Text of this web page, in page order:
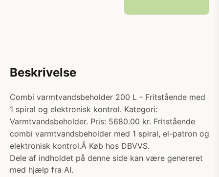
Beskrivelse
Combi varmtvandsbeholder 200 L - Fritstående med
1 spiral og elektronisk kontrol. Kategori:
Varmtvandsbeholder. Pris: 5680.00 kr. Fritstående
combi varmtvandsbeholder med 1 spiral, el-patron og
elektronisk kontrol.Â Køb hos DBVVS.
Dele af indholdet på denne side kan være genereret
med hjælp fra AI.